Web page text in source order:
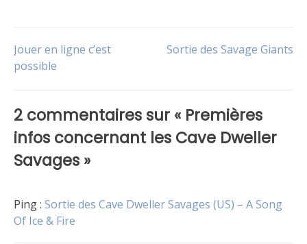
Le
jeu,
Folk
Navigation
l’article
Jouer en ligne c’est
possible
Sortie des Savage Giants
2 commentaires sur « Premières
infos concernant les Cave Dweller
Savages »
Ping : Sortie des Cave Dweller Savages (US) – A Song
Of Ice & Fire